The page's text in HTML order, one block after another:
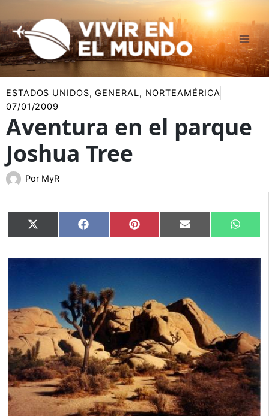
al
contenido
ESTADOS UNIDOS,GENERAL, NORTEAMÉRICA
07/01/2009
Aventura en el parque
Joshua Tree
Por MyR
Compartir
en
X
(Twitter)
Compartir
en
Facebook Compartir
en
Pinterest Compartir
en
Email
en